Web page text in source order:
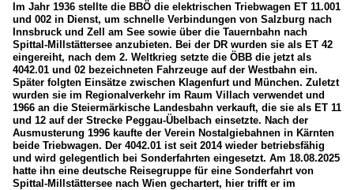
Im Jahr 1936 stellte die BBÖ die elektrischen Triebwagen ET 11.001
und 002 in Dienst, um schnelle Verbindungen von Salzburg nach
Innsbruck und Zell am See sowie über die Tauernbahn nach
Spittal-Millstättersee anzubieten. Bei der DR wurden sie als ET 42
eingereiht, nach dem 2. Weltkrieg setzte die ÖBB die jetzt als
4042.01 und 02 bezeichneten Fahrzeuge auf der Westbahn ein.
Später folgten Einsätze zwischen Klagenfurt und München. Zuletzt
wurden sie im Regionalverkehr im Raum Villach verwendet und
1966 an die Steiermärkische Landesbahn verkauft, die sie als ET 11
und 12 auf der Strecke Peggau-Übelbach einsetzte. Nach der
Ausmusterung 1996 kaufte der Verein Nostalgiebahnen in Kärnten
beide Triebwagen. Der 4042.01 ist seit 2014 wieder betriebsfähig
und wird gelegentlich bei Sonderfahrten eingesetzt. Am 18.08.2025
hatte ihn eine deutsche Reisegruppe für eine Sonderfahrt von
Spittal-Millstättersee nach Wien gechartert, hier trifft er im